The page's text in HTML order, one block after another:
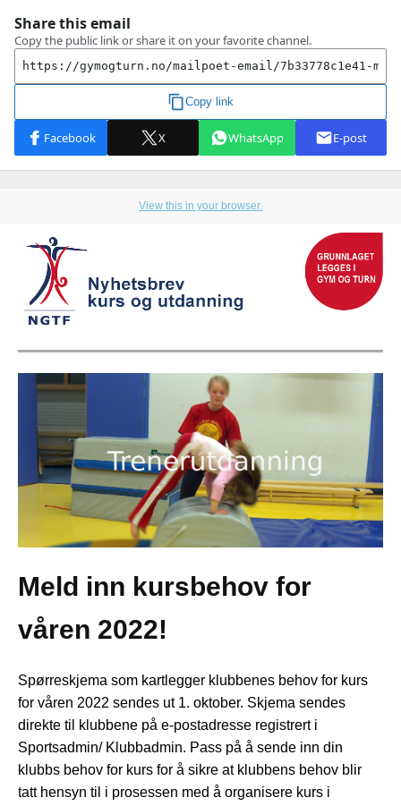
View this in your browser.
Meld inn kursbehov for
våren 2022!
Spørreskjema som kartlegger klubbenes behov for kurs
for våren 2022 sendes ut 1. oktober. Skjema sendes
direkte til klubbene på e-postadresse registrert i
Sportsadmin/ Klubbadmin. Pass på å sende inn din
klubbs behov for kurs for å sikre at klubbens behov blir
tatt hensyn til i prosessen med å organisere kurs i